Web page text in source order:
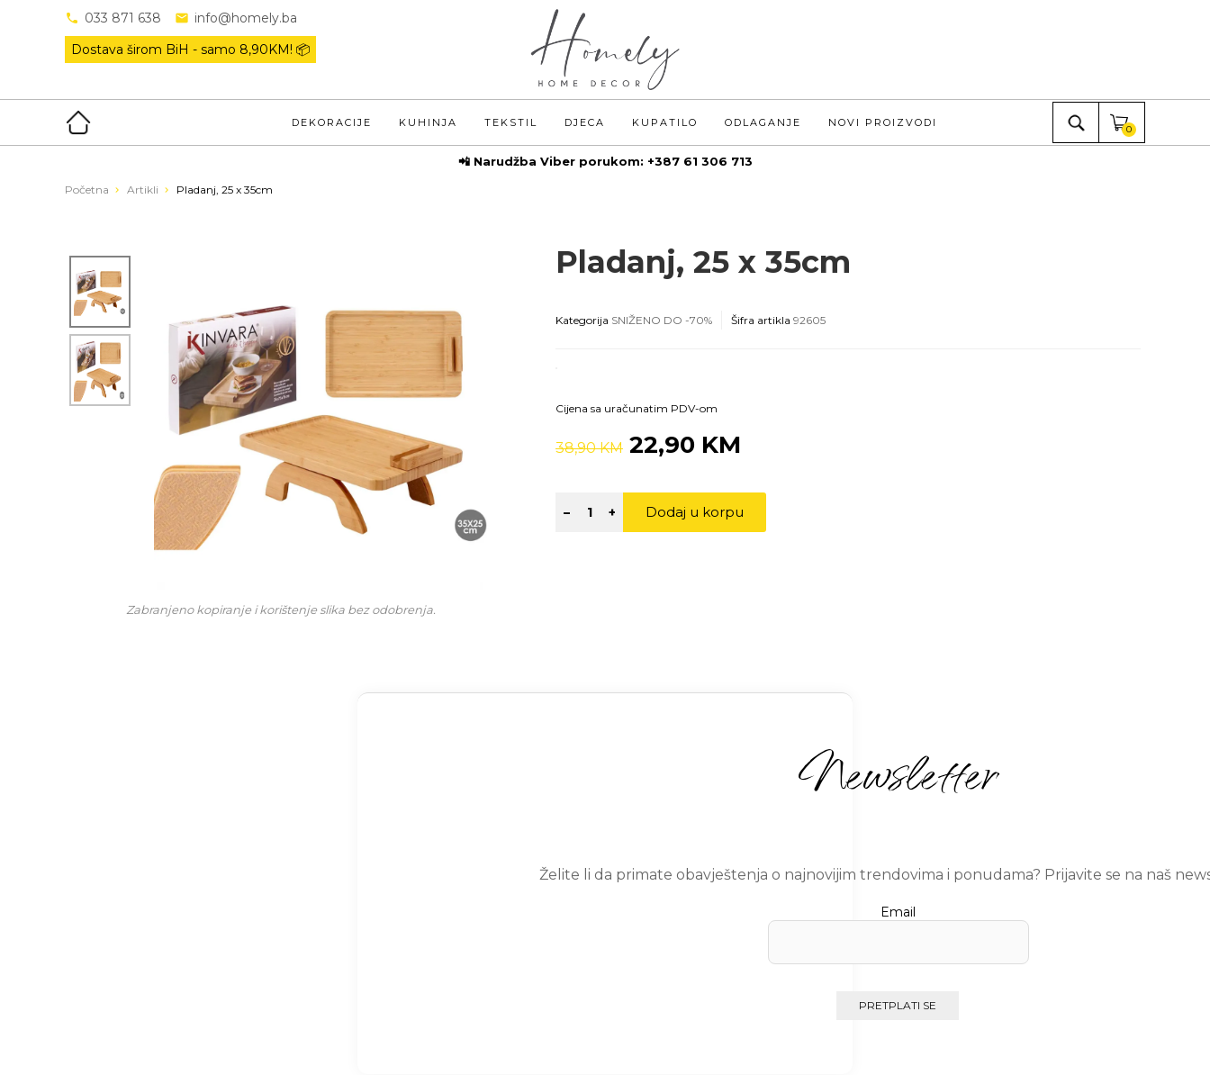
033 871 638
info@homely.ba
Dostava širom BiH - samo 8,90KM! 📦
DEKORACIJE KUHINJA TEKSTIL DJECA KUPATILO ODLAGANJE NOVI PROIZVODI 0
📲 Narudžba Viber porukom: +387 61 306 713
Početna Artikli Pladanj, 25 x 35cm
Zabranjeno kopiranje i korištenje slika bez odobrenja.
Pladanj, 25 x 35cm
Kategorija SNIŽENO DO -70% Šifra artikla 92605
Cijena sa uračunatim PDV-om
38,90 KM 22,90 KM
– + Dodaj u korpu
Newsletter
Želite li da primate obavještenja o najnovijim trendovima i ponudama? Prijavite se na naš
Email